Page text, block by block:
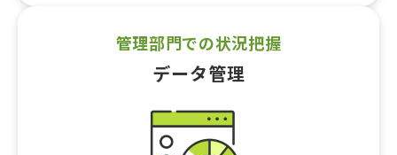
管理部門での状況把握
データ管理